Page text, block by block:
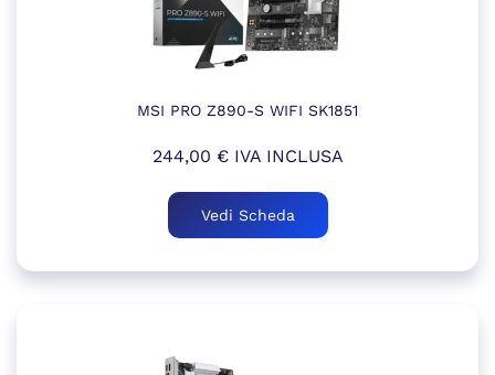
MSI PRO Z890-S WIFI SK1851
244,00 €IVA INCLUSA
Vedi Scheda